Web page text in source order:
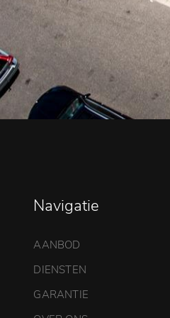
Navigatie
AANBOD
DIENSTEN
GARANTIE